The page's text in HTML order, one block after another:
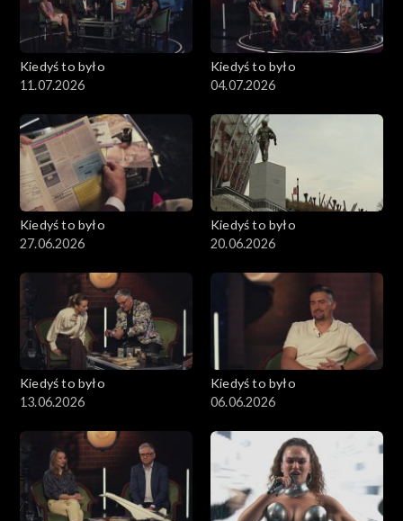
Kiedyś to było
11.07.2026
Kiedyś to było
04.07.2026
Kiedyś to było
27.06.2026
Kiedyś to było
20.06.2026
Kiedyś to było
13.06.2026
Kiedyś to było
06.06.2026